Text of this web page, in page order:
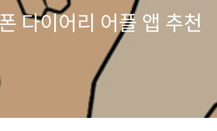
다이어리 어플 앱 추천